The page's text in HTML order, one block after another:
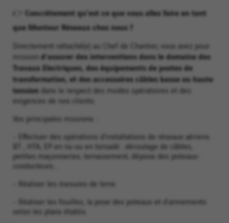
👉 Concrètement qu'est ce que vous allez faire en tant
que Monteur Réseaux chez nous ?
Directement rattaché(e) au Chef de Chantier, vous avez pour
mission d’assurer des interventions dans le domaine des
Travaux Electriques, des équipements de postes de
transformation, et des accessoires câbles basse ou haute
tension dans le respect des modes opératoires et des
exigences de nos clients.
Vos principales missions :
- Effectuer des opérations d’installations de réseaux aériens
BT , HTA, EP en nu ou en torsadé : déroulage de câbles,
petites maçonneries, terrassement, dépose des poteaux-
conducteurs…
- Réaliser les mesures de terre
- Réaliser les fouilles, la pose des poteaux et d’armements
selon les plans établis